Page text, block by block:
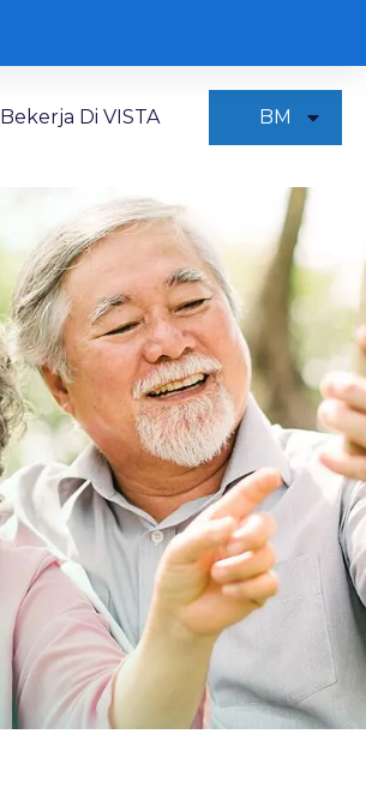
Bekerja Di VISTA BM